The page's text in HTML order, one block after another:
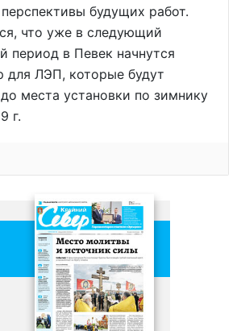
будущих работ.
что уже в следующий
период в Певек начнутся
для ЛЭП, которые будут
места установки по зимнику
г.